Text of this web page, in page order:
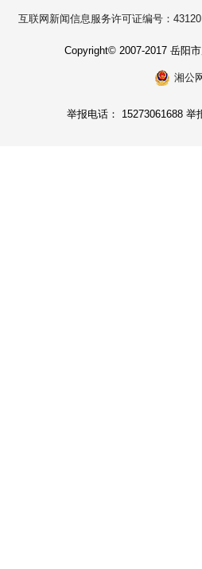
互联网新闻信息服务许可证编号：
Copyright© 2007-2017 岳阳
湘公
举报电话： 15273061688